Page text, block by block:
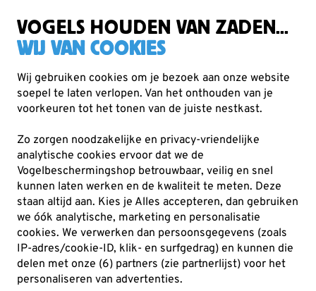
VOGELS HOUDEN VAN ZADEN...
WIJ VAN COOKIES
Wij gebruiken cookies om je bezoek aan onze website
soepel te laten verlopen. Van het onthouden van je
voorkeuren tot het tonen van de juiste nestkast.
Zo zorgen noodzakelijke en privacy-vriendelijke
analytische cookies ervoor dat we de
Vogelbeschermingshop betrouwbaar, veilig en snel
kunnen laten werken en de kwaliteit te meten. Deze
staan altijd aan. Kies je Alles accepteren, dan gebruiken
we óók analytische, marketing en personalisatie
cookies. We verwerken dan persoonsgegevens (zoals
IP-adres/cookie-ID, klik- en surfgedrag) en kunnen die
delen met onze (6) partners (zie partnerlijst) voor het
personaliseren van advertenties.
Nestkasten en vogelhuisjes Houten nestkasten